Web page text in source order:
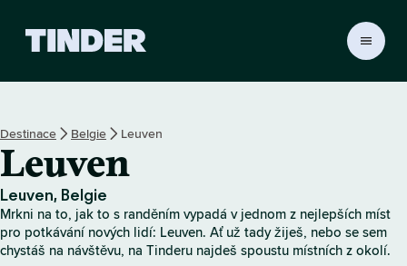
s
t
r
á
Destinace Belgie Leuven
Leuven
Leuven, Belgie
Mrkni na to, jak to s randěním vypadá v jednom z nejlepších míst
pro potkávání nových lidí: Leuven. Ať už tady žiješ, nebo se sem
chystáš na návštěvu, na Tinderu najdeš spoustu místních z okolí.